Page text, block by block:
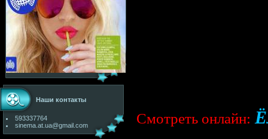
Наши контакты
593337764
sinema.at.ua@gmail.com
Cмотреть онлайн: